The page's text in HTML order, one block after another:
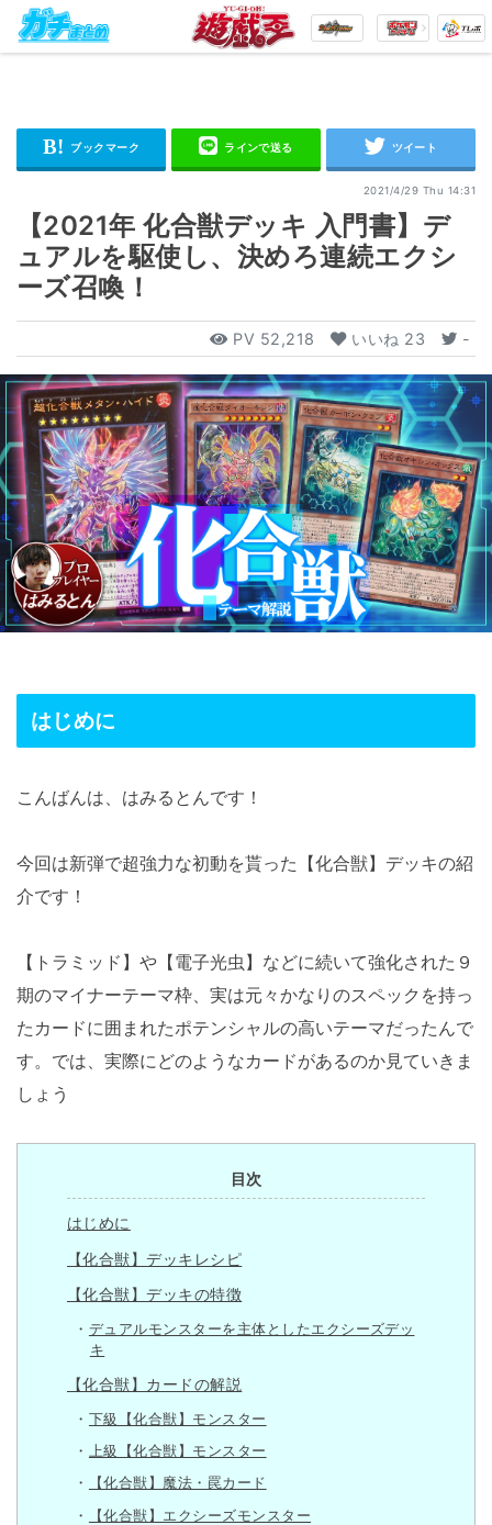
2021/4/29 Thu 14:31
【2021年 化合獣デッキ 入門書】デ
ュアルを駆使し、決めろ連続エクシ
ーズ召喚！
PV 52,218 いいね 23 -
はじめに
こんばんは、はみるとんです！
今回は新弾で超強力な初動を貰った【化合獣】デッキの紹
介です！
【トラミッド】や【電子光虫】などに続いて強化された９
期のマイナーテーマ枠、実は元々かなりのスペックを持っ
たカードに囲まれたポテンシャルの高いテーマだったんで
す。では、実際にどのようなカードがあるのか見ていきま
しょう
目次
はじめに
【化合獣】デッキレシピ
【化合獣】デッキの特徴
デュアルモンスターを主体としたエクシーズデッ
キ
【化合獣】カードの解説
下級【化合獣】モンスター
上級【化合獣】モンスター
【化合獣】魔法・罠カード
【化合獣】エクシーズモンスター